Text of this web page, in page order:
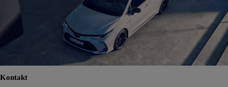
Kontakt